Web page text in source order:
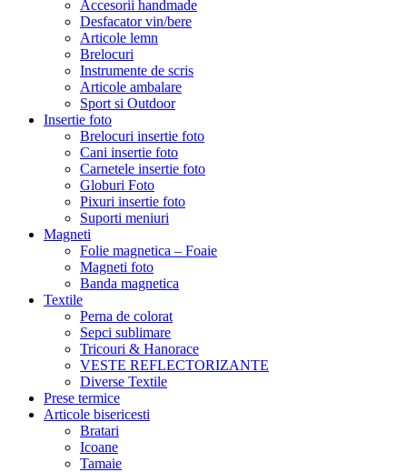
Accesorii handmade
Desfacator vin/bere
Articole lemn
Brelocuri
Instrumente de scris
Articole ambalare
Sport si Outdoor
Insertie foto
Brelocuri insertie foto
Cani insertie foto
Carnetele insertie foto
Globuri Foto
Pixuri insertie foto
Suporti meniuri
Magneti
Folie magnetica – Foaie
Magneti foto
Banda magnetica
Textile
Perna de colorat
Sepci sublimare
Tricouri & Hanorace
VESTE REFLECTORIZANTE
Diverse Textile
Prese termice
Articole bisericesti
Bratari
Icoane
Tamaie